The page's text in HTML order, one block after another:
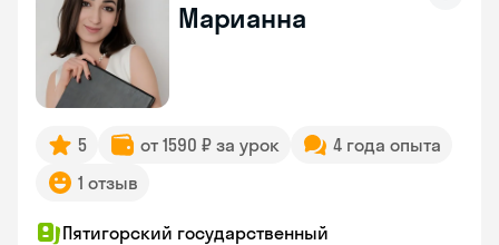
Марианна
5 от 1590 ₽ за урок
4 года опыта
1 отзыв
Пятигорский государственный